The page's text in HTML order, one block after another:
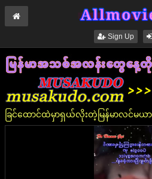
Sign Up
ခြင်ထောင်ထဲမှာရှယ်လိုးတဲ့မြန်မာလင်မ